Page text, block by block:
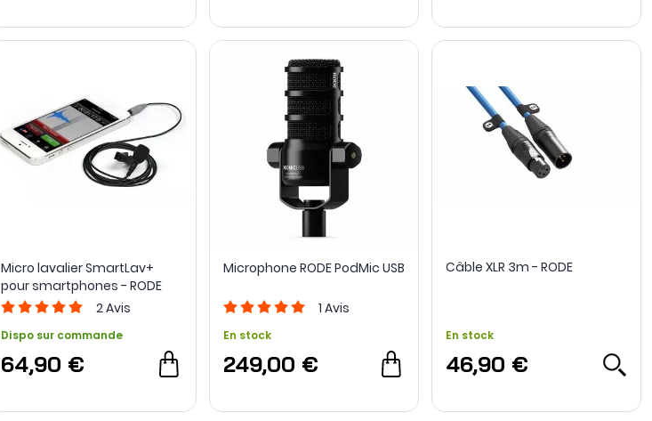
Micro lavalier SmartLav+
pour smartphones - RODE
2Avis
Dispo sur commande
64,90 €
Microphone RODE PodMic USB
1 Avis
En stock
249,00 €
Câble XLR 3m - RODE
En stock
46,90 €